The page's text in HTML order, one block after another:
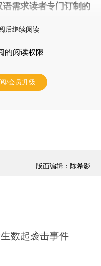
需求读者专门订制的
后继续阅读
的阅读权限
/会员升级
版面编辑：陈希影
数起袭击事件